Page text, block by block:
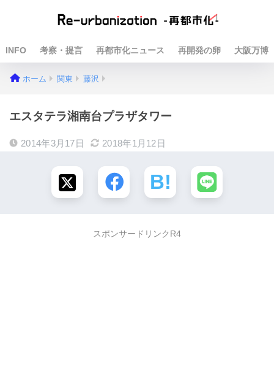
INFO 考察・提言 再都市化ニュース 再開発の卵 大阪万博
ホーム 関東 藤沢
エスタテラ湘南台プラザタワー
2014年3月17日 2018年1月12日
スポンサードリンクR4